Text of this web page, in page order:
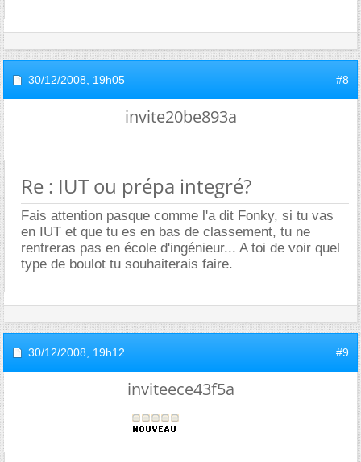
30/12/2008, 19h05 #8
invite20be893a
Re : IUT ou prépa integré?
Fais attention pasque comme l'a dit Fonky, si tu vas
en IUT et que tu es en bas de classement, tu ne
rentreras pas en école d'ingénieur... A toi de voir quel
type de boulot tu souhaiterais faire.
30/12/2008, 19h12 #9
inviteece43f5a